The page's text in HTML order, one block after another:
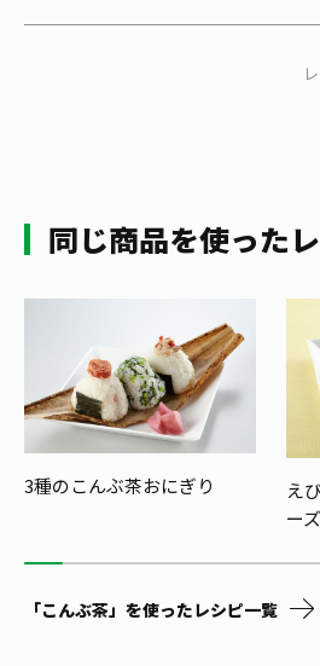
同じ商品を使った
3種のこんぶ茶おにぎり
え
ー
「こんぶ茶」を使ったレシピ一覧